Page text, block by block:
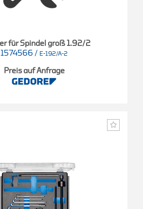
für Spindel groß 1.92/2
1574566 / E-192/A-2
Preis auf Anfrage